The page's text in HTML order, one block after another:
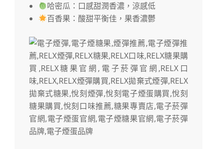
哈密瓜：口感甜潤香濃，涼感低
百香果：酸甜平衡佳，果香濃鬱